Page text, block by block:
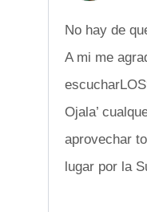
No hay de
A mi me
Ojala’
aprovechar
lugar por la